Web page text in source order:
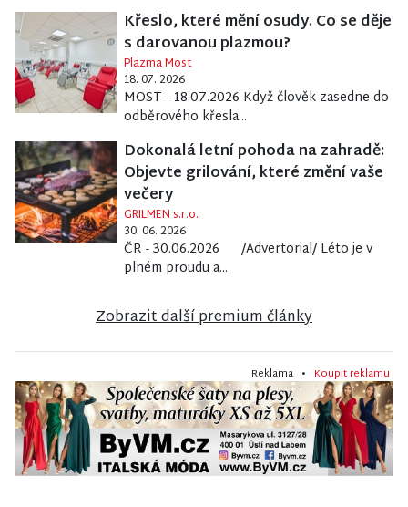
Křeslo, které mění osudy. Co se děje
s darovanou plazmou?
Plazma Most
18. 07. 2026
MOST - 18.07.2026 Když člověk zasedne do
odběrového křesla...
Dokonalá letní pohoda na zahradě:
Objevte grilování, které změní vaše
večery
GRILMEN s.r.o.
30. 06. 2026
ČR - 30.06.2026 /Advertorial/ Léto je v
plném proudu a...
Zobrazit další premium články
Reklama • Koupit reklamu